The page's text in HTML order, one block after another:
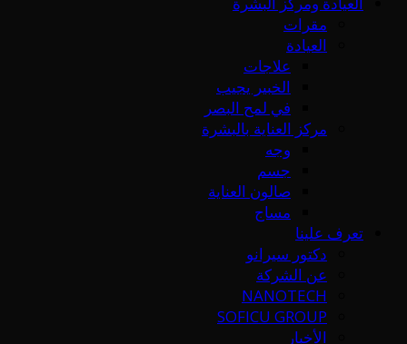
مقرات
العيادة
علاجات
الخبير يجيب
في لمح البصر
مركز العناية بالبشرة
وجه
جسم
صالون العناية
مساج
تعرف علينا
دكتور سيرانو
عن الشركة
NANOTECH
SOFICU GROUP
الأخبار